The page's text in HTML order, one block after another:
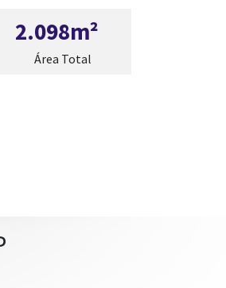
2.098m²
Área Total